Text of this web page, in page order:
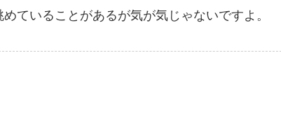
ていることがあるが気が気じゃないですよ。